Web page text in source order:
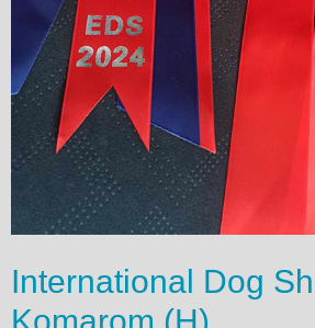
International Dog
Komarom (H)